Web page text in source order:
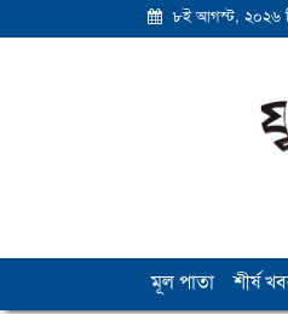
৮ই আগস্ট, ২০২৬
মূল পাতা শীর্ষ